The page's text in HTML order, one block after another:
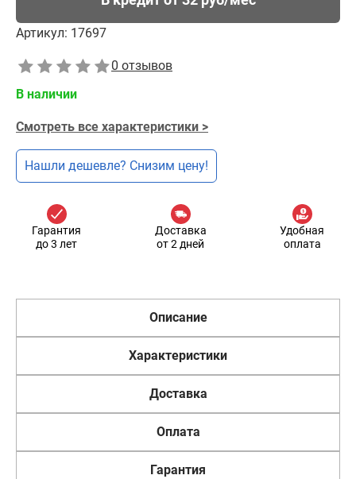
Артикул: 17697
0 отзывов
В наличии
Смотреть все характеристики >
Нашли дешевле? Снизим цену!
Гарантия
до 3 лет
Доставка
от 2 дней
Удобная
оплата
Описание
Характеристики
Доставка
Оплата
Гарантия